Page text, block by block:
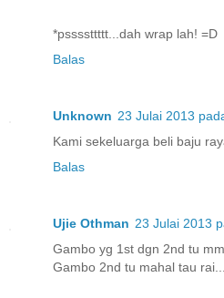
*pssssttttt...dah wrap lah! =D
Balas
Unknown 23 Julai 2013
Kami sekeluarga beli baju
Balas
Ujie Othman 23 Julai 2013
Gambo yg 1st dgn 2nd tu
Gambo 2nd tu mahal tau rai...